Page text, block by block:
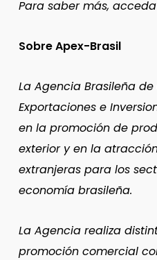
Para saber más,
Sobre Apex-Brasil
La Agencia Brasileña
Exportaciones e
en la promoción de
exterior y en la
extranjeras para los
economía brasileña.
La Agencia realiza
promoción comercial